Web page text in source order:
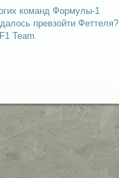
команд Формулы-1
превзойти Феттеля?
Team